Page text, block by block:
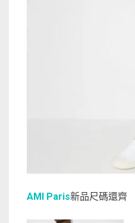
AMI Paris新品尺碼還齊